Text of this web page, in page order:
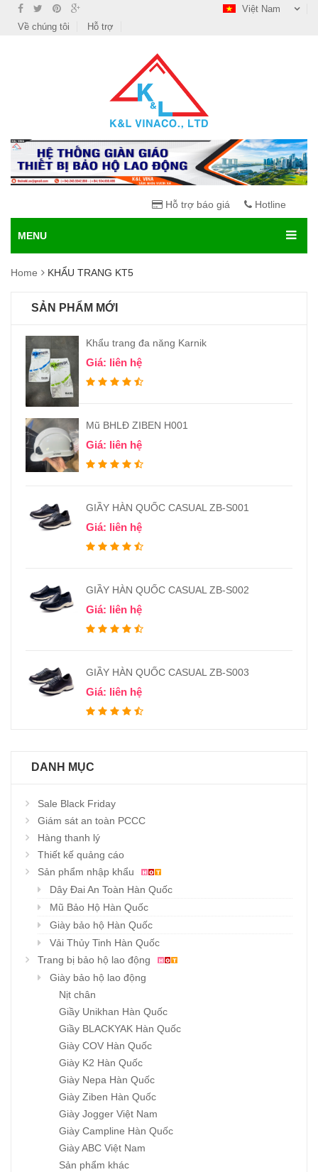
Việt Nam
Về chúng tôi
Hỗ trợ
Hỗ trợ báo giá Hotline
MENU
Home KHẨU TRANG KT5
SẢN PHẨM MỚI
Khẩu trang đa năng Karnik
Giá: liên hệ
Mũ BHLĐ ZIBEN H001
Giá: liên hệ
GIẦY HÀN QUỐC CASUAL ZB-S001
Giá: liên hệ
GIẦY HÀN QUỐC CASUAL ZB-S002
Giá: liên hệ
GIẦY HÀN QUỐC CASUAL ZB-S003
Giá: liên hệ
DANH MỤC
Sale Black Friday
Giám sát an toàn PCCC
Hàng thanh lý
Thiết kế quảng cáo
Sản phẩm nhập khẩu
Dây Đai An Toàn Hàn Quốc
Mũ Bảo Hộ Hàn Quốc
Giày bảo hộ Hàn Quốc
Vải Thủy Tinh Hàn Quốc
Trang bị bảo hộ lao động
Giày bảo hộ lao động
Nịt chân
Giầy Unikhan Hàn Quốc
Giầy BLACKYAK Hàn Quốc
Giày COV Hàn Quốc
Giày K2 Hàn Quốc
Giày Nepa Hàn Quốc
Giày Ziben Hàn Quốc
Giày Jogger Việt Nam
Giày Campline Hàn Quốc
Giày ABC Việt Nam
Sản phẩm khác